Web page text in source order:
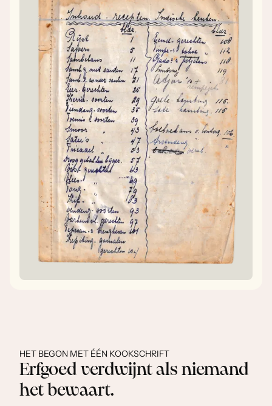
HET BEGON MET ÉÉN KOOKSCHRIFT
Erfgoed verdwijnt als niemand
het bewaart.